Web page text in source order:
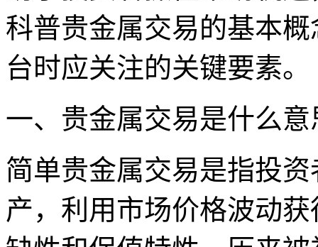
科普贵金属交易的基本
台时应关注的关键要素。
一、贵金属交易是什么意
简单贵金属交易是指投
产，利用市场价格波动